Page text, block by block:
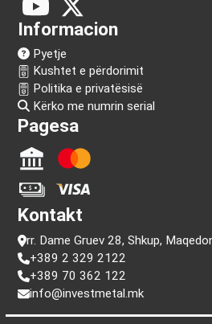
Na ndiq!
Informacion
Pyetje
Politika e privatësisë
Kërko me numrin serial
Pagesa